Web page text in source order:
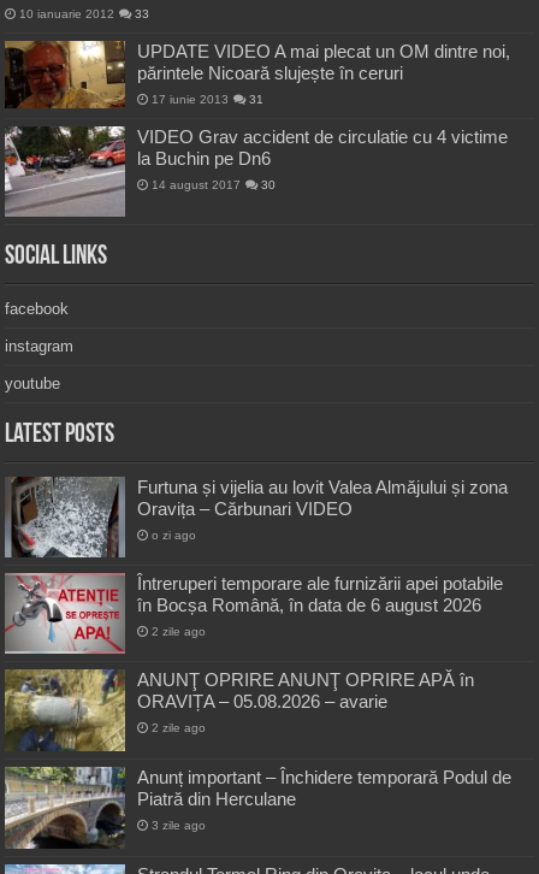
10 ianuarie 2012 33
UPDATE VIDEO A mai plecat un OM dintre noi,
părintele Nicoară slujește în ceruri
17 iunie 2013 31
VIDEO Grav accident de circulatie cu 4 victime
la Buchin pe Dn6
14 august 2017 30
Social Links
facebook
instagram
youtube
Latest Posts
Furtuna și vijelia au lovit Valea Almăjului și zona
Oravița – Cărbunari VIDEO
o zi ago
Întreruperi temporare ale furnizării apei potabile
în Bocșa Română, în data de 6 august 2026
2 zile ago
ANUNŢ OPRIRE ANUNŢ OPRIRE APĂ în
ORAVIȚA – 05.08.2026 – avarie
2 zile ago
Anunț important – Închidere temporară Podul de
Piatră din Herculane
3 zile ago